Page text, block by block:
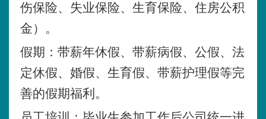
伤保险、失业保险、生育保险、住房公积
金）。
假期：带薪年休假、带薪病假、公假、法
定休假、婚假、生育假、带薪护理假等完
善的假期福利。